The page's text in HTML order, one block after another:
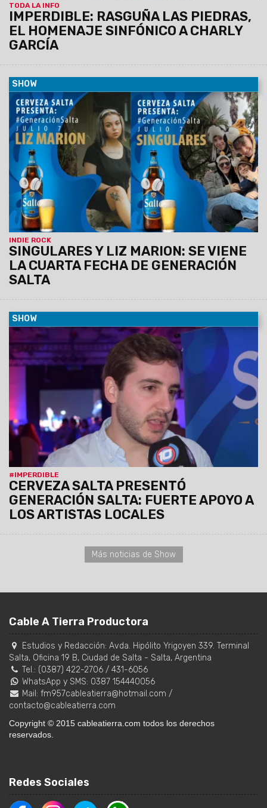
TODA LA INFO
IMPERDIBLE: RASGUÑA LAS PIEDRAS,
EL HOMENAJE SINFÓNICO A CHARLY
GARCÍA
SHOW
INDIE ROCK
SINGULARES Y LIZ MARION: SE VIENE
LA CUARTA FECHA DE GENERACIÓN
SALTA
22/06/2023 Liz Marion y Singularesson los artistas
elegidos para llevar adelante la nueva fecha del ciclo musical
de Cerveza Salta. De esta forma, la Usina Cultural volverá a
encenderse el viernes 7 de julio a las 21 hs. con la cuarta
presentación de Generación Salta, un espacio que llegó para
quedarse.
SHOW
#IMPERDIBLE
CERVEZA SALTA PRESENTÓ
GENERACIÓN SALTA: FUERTE APOYO A
LOS ARTISTAS LOCALES
04/04/2023
"Es un espacio que nació de Boombox: un
ciclo que contiene a más de 20 artístas salteños. Desde
Cerveza Salta estamos convencidos de que hay muchísimo
talento en la provincia", opinó Juan Cossio, Brand Mánager de
Cerveza Salta.
Más noticias de Show
Cable A Tierra Productora
Estudios y Redacción: Avda. Hipólito Yrigoyen 339. Terminal
Salta, Oficina 19 B, Ciudad de Salta - Salta, Argentina
Tel.: (0387) 422-2706 / 431-6056
WhatsApp y SMS: 0387 154440056
Mail: fm957cableatierra@hotmail.com /
contacto@cableatierra.com
Copyright © 2015 cableatierra.com todos los derechos
reservados.
Redes Sociales